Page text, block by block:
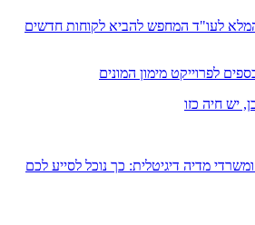
המלא לעו"ד המחפש להביא לקוחות חדשים
יש חיה כזו
מדיה דיגיטלית: כך נוכל לסייע לכם